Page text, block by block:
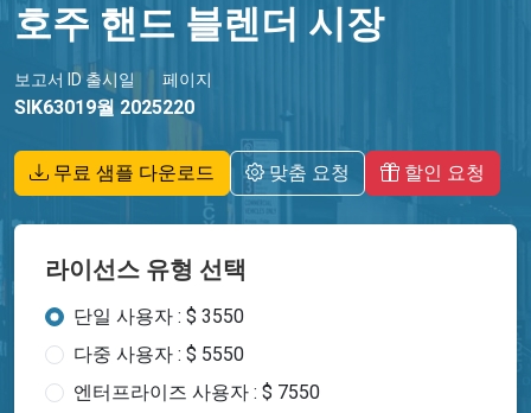
호주 핸드 블렌더 시장
보고서 ID
SIK6301
출시일
9월 2025
페이지
220
무료 샘플 다운로드 맞춤 요청 할인 요청
라이선스 유형 선택
단일 사용자 : $ 3550
다중 사용자 : $ 5550
엔터프라이즈 사용자 : $ 7550